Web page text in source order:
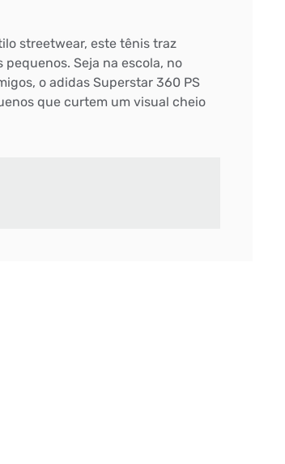
streetwear, este tênis traz
Seja na escola, no
o adidas Superstar 360 PS
que curtem um visual cheio